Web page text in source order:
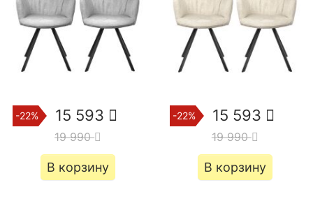
-22% 15 593
19 990
В корзину
-22% 15 593
19 990
В корзину